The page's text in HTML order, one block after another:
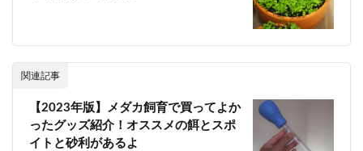
関連記事
【2023年版】メダカ飼育で買ってよか
ったグッズ紹介！オススメの餌とスポ
イトと砂利があるよ